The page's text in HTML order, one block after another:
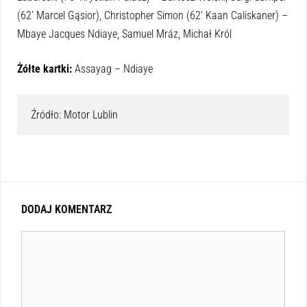
(62’ Marcel Gąsior), Christopher Simon (62’ Kaan Caliskaner) –
Mbaye Jacques Ndiaye, Samuel Mráz, Michał Król
Żółte kartki: Assayag – Ndiaye
Źródło: Motor Lublin
DODAJ KOMENTARZ